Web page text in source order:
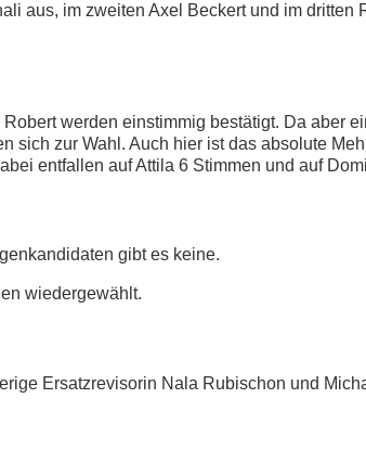
aus, im zweiten Axel Beckert und im
werden einstimmig bestätigt. Da aber
sich zur Wahl. Auch hier ist das absolute
entfallen auf Attila 6 Stimmen und auf
gibt es keine.
wiedergewählt.
Ersatzrevisorin Nala Rubischon und